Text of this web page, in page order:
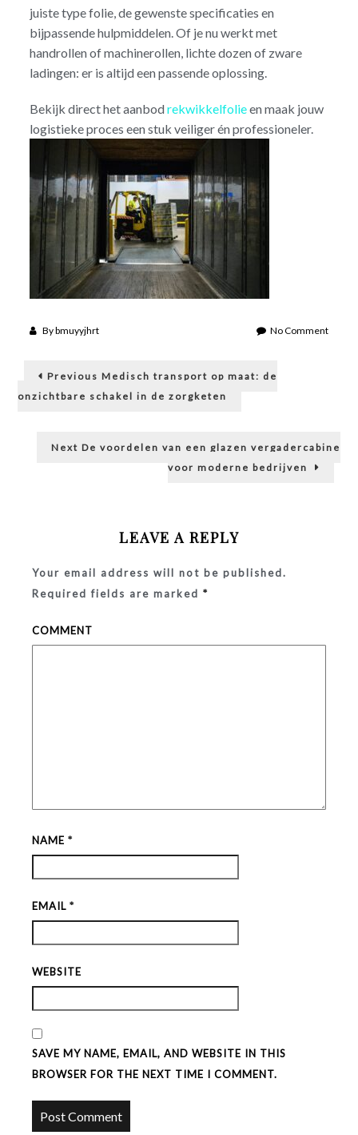
juiste type folie, de gewenste specificaties en
bijpassende hulpmiddelen. Of je nu werkt met
handrollen of machinerollen, lichte dozen of zware
ladingen: er is altijd een passende oplossing.
Bekijk direct het aanbodrekwikkelfolieen maak jouw
logistieke proces een stuk veiliger én professioneler.
Bybmuyyjhrt No Commenton
én
Post
navigation
Previous Previous
Medisch transport op maat: de
onzichtbare schakel in de zorgketen
Next Next
De voordelen van een glazen vergadercabine
voor moderne bedrijven
LEAVE A REPLY
Your email address will not be published.
Required fields are marked*
COMMENT
NAME*
EMAIL*
WEBSITE
SAVE MY NAME, EMAIL, AND WEBSITE IN THIS
BROWSER FOR THE NEXT TIME I COMMENT.